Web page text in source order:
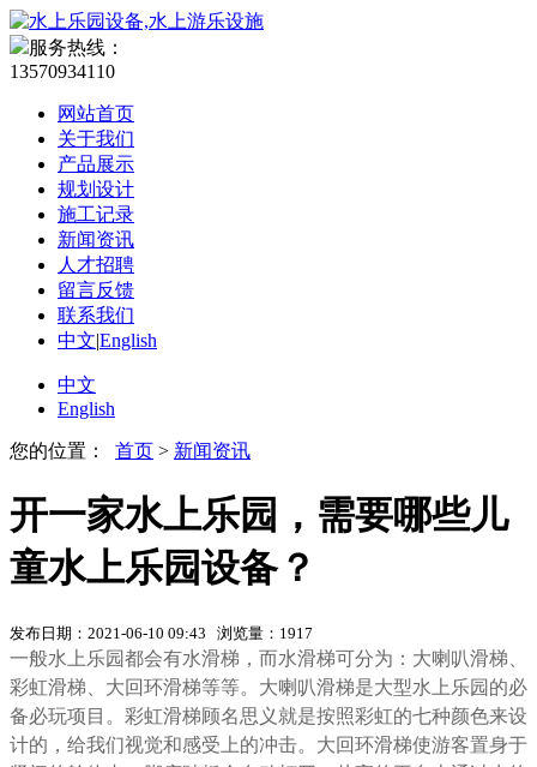
服务热线：
13570934110
网站首页
关于我们
产品展示
规划设计
施工记录
新闻资讯
人才招聘
留言反馈
联系我们
中文|English
中文
English
您的位置： 首页 > 新闻资讯
开一家水上乐园，需要哪些儿
童水上乐园设备？
发布日期：2021-06-10 09:43 浏览量：1917
一般水上乐园都会有水滑梯，而水滑梯可分为：大喇叭滑梯、
彩虹滑梯、大回环滑梯等等。大喇叭滑梯是大型水上乐园的必
备必玩项目。彩虹滑梯顾名思义就是按照彩虹的七种颜色来设
计的，给我们视觉和感受上的冲击。大回环滑梯使游客置身于